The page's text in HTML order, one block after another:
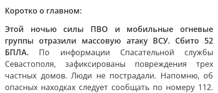
Коротко о главном:
Этой ночью силы ПВО и мобильные огневые
группы отразили массовую атаку ВСУ. Сбито 52
БПЛА. По информации Спасательной службы
Севастополя, зафиксированы повреждения трех
частных домов. Люди не пострадали. Напомню, об
опасных находках следует сообщать по номеру 112.